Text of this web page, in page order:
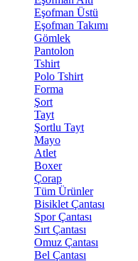
Eşofman Üstü
Eşofman Takımı
Gömlek
Pantolon
Tshirt
Polo Tshirt
Forma
Şort
Tayt
Şortlu Tayt
Mayo
Atlet
Boxer
Çorap
Tüm Ürünler
Bisiklet Çantası
Spor Çantası
Sırt Çantası
Omuz Çantası
Bel Çantası